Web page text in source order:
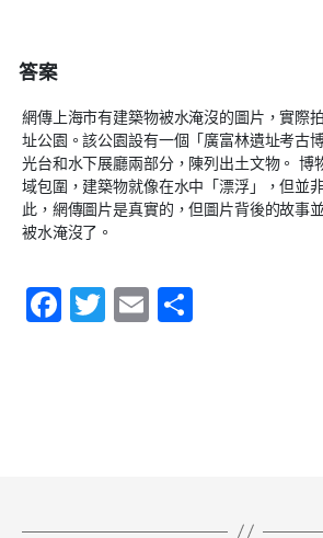
答案
網傳上海市有建築物被水淹沒的圖片，實際
址公園。該公園設有一個「廣富林遺址考古
光台和水下展廳兩部分，陳列出土文物。 博
域包圍，建築物就像在水中「漂浮」，但並
此，網傳圖片是真實的，但圖片背後的故事
被水淹沒了。
F
T
E